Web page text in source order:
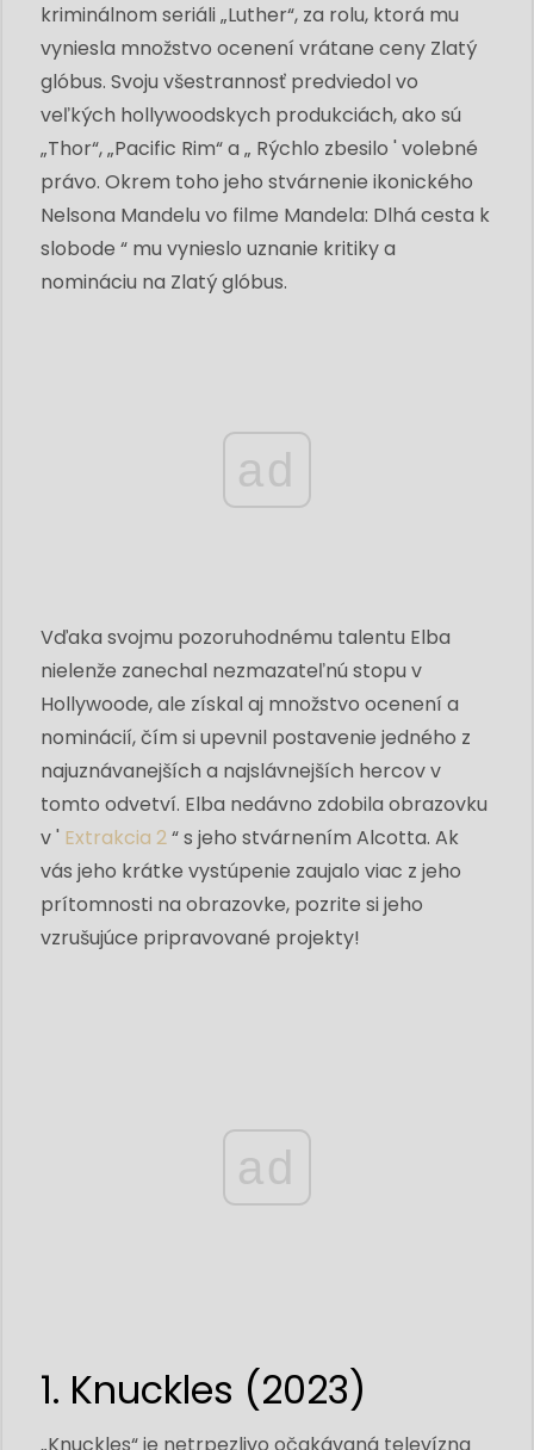
kriminálnom seriáli „Luther“, za rolu, ktorá mu
vyniesla množstvo ocenení vrátane ceny Zlatý
glóbus. Svoju všestrannosť predviedol vo
veľkých hollywoodskych produkciách, ako sú
„Thor“, „Pacific Rim“ a „ Rýchlo zbesilo ' volebné
právo. Okrem toho jeho stvárnenie ikonického
Nelsona Mandelu vo filme Mandela: Dlhá cesta k
slobode “ mu vynieslo uznanie kritiky a
nomináciu na Zlatý glóbus.
ad
Vďaka svojmu pozoruhodnému talentu Elba
nielenže zanechal nezmazateľnú stopu v
Hollywoode, ale získal aj množstvo ocenení a
nominácií, čím si upevnil postavenie jedného z
najuznávanejších a najslávnejších hercov v
tomto odvetví. Elba nedávno zdobila obrazovku
v ' Extrakcia 2“ s jeho stvárnením Alcotta. Ak
vás jeho krátke vystúpenie zaujalo viac z jeho
prítomnosti na obrazovke, pozrite si jeho
vzrušujúce pripravované projekty!
ad
1. Knuckles (2023)
„Knuckles“ je netrpezlivo očakávaná televízna